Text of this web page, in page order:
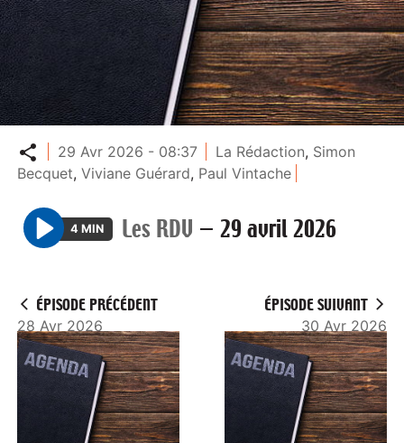
Partager
29 Avr 2026 - 08:37 La Rédaction, Simon
Becquet,Viviane Guérard, Paul Vintache
P
y
4 MIN Les RDV — 29 avril 2026
ÉPISODE PRÉCÉDENT
28 Avr 2026
ÉPISODE SUIVANT
30 Avr 2026